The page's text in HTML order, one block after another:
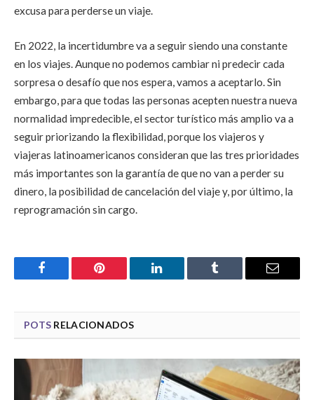
excusa para perderse un viaje.
En 2022, la incertidumbre va a seguir siendo una constante
en los viajes. Aunque no podemos cambiar ni predecir cada
sorpresa o desafío que nos espera, vamos a aceptarlo. Sin
embargo, para que todas las personas acepten nuestra nueva
normalidad impredecible, el sector turístico más amplio va a
seguir priorizando la flexibilidad, porque los viajeros y
viajeras latinoamericanos consideran que las tres prioridades
más importantes son la garantía de que no van a perder su
dinero, la posibilidad de cancelación del viaje y, por último, la
reprogramación sin cargo.
Facebook Pinterest LinkedIn Tumblr Email
POTS RELACIONADOS